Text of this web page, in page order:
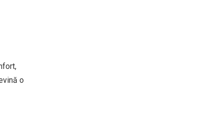
o